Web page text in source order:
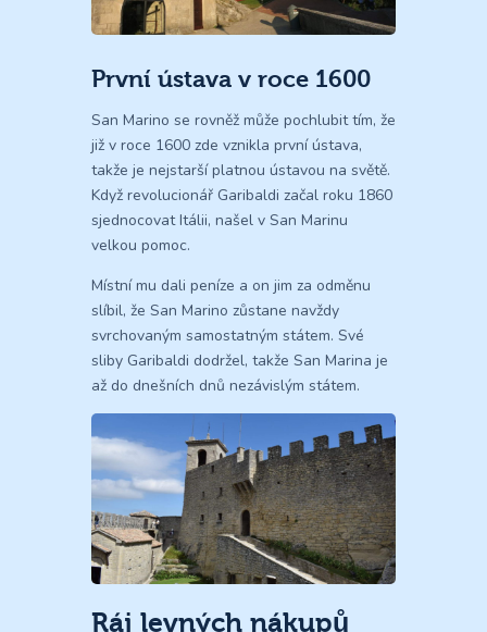
První ústava v roce 1600
San Marino se rovněž může pochlubit tím, že
již v roce 1600 zde vznikla první ústava,
takže je nejstarší platnou ústavou na světě.
Když revolucionář Garibaldi začal roku 1860
sjednocovat Itálii, našel v San Marinu
velkou pomoc.
Místní mu dali peníze a on jim za odměnu
slíbil, že San Marino zůstane navždy
svrchovaným samostatným státem. Své
sliby Garibaldi dodržel, takže San Marina je
až do dnešních dnů nezávislým státem.
Ráj levných nákupů